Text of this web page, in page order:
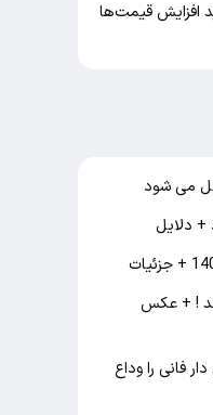
افزایش قیمت‌ها
می شود
+ دلایل
! + عکس
فانی را وداع